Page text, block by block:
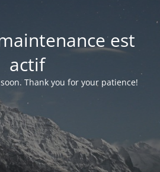
est
actif
Thank you for your patience!